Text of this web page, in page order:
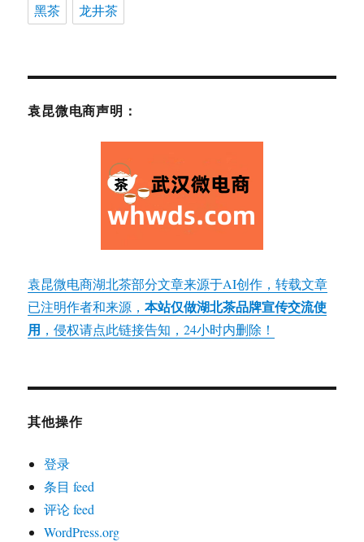
黑茶
龙井茶
袁昆微电商声明：
袁昆微电商湖北茶部分文章来源于AI创作，转载文章
已注明作者和来源，本站仅做湖北茶品牌宣传交流使
用 ，侵权请点此链接告知，24小时内删除！
其他操作
登录
条目 feed
评论 feed
WordPress.org